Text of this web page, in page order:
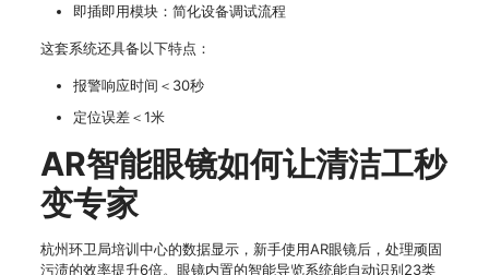
即插即用模块：简化设备调试流程
这套系统还具备以下特点：
报警响应时间＜30秒
定位误差＜1米
AR智能眼镜如何让清洁工秒
变专家
杭州环卫局培训中心的数据显示，新手使用AR眼镜后，处理顽固
污渍的效率提升6倍。眼镜内置的智能导览系统能自动识别23类